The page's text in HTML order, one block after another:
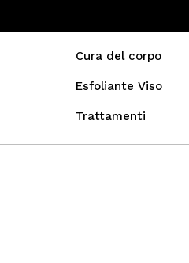
Cura del corpo
Esfoliante Viso
Trattamenti